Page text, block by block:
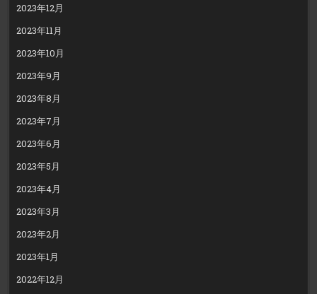
2023年12月
2023年11月
2023年10月
2023年9月
2023年8月
2023年7月
2023年6月
2023年5月
2023年4月
2023年3月
2023年2月
2023年1月
2022年12月